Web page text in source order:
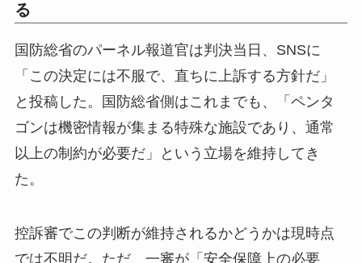
る
国防総省のパーネル報道官は判決当日、SNSに
「この決定には不服で、直ちに上訴する方針だ」
と投稿した。国防総省側はこれまでも、「ペンタ
ゴンは機密情報が集まる特殊な施設であり、通常
以上の制約が必要だ」という立場を維持してき
た。
控訴審でこの判断が維持されるかどうかは現時点
では不明だ。ただ、一審が「安全保障上の必要